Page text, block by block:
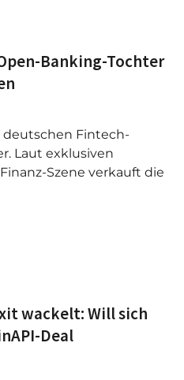
Banking-Tochter
deutschen Fintech-
Laut exklusiven
Szene verkauft die
wackelt: Will sich
Deal